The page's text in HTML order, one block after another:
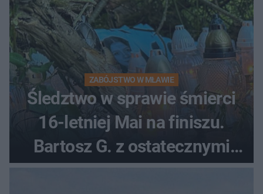
ZABÓJSTWO W MŁAWIE
Śledztwo w sprawie śmierci
16-letniej Mai na finiszu.
Bartosz G. z ostatecznymi
zarzutami